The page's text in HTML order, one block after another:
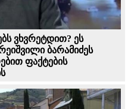
ვხვრეტდით? ეს
ბარამიძეს
ფაქტების